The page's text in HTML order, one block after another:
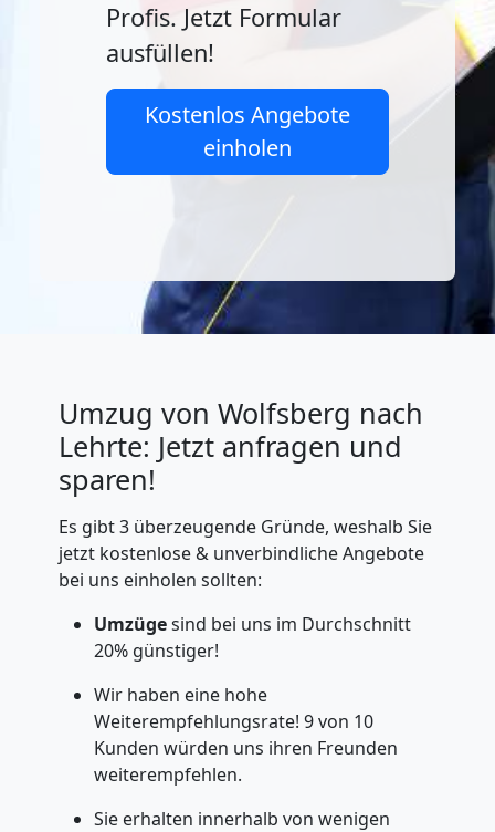
Profis. Jetzt Formular
ausfüllen!
Kostenlos Angebote
einholen
Umzug von Wolfsberg nach
Lehrte: Jetzt anfragen und
sparen!
Es gibt 3 überzeugende Gründe, weshalb Sie
jetzt kostenlose & unverbindliche Angebote
bei uns einholen sollten:
Umzügesind bei uns im Durchschnitt
20% günstiger!
Wir haben eine hohe
Weiterempfehlungsrate! 9 von 10
Kunden würden uns ihren Freunden
weiterempfehlen.
Sie erhalten innerhalb von wenigen